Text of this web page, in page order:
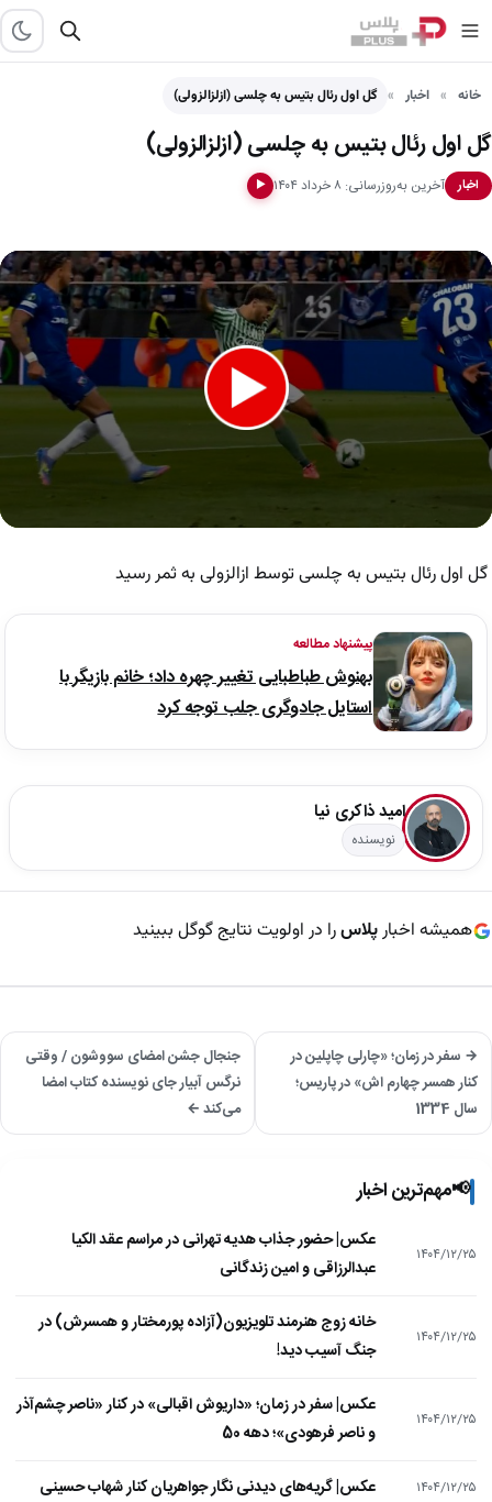
خانه اخبار گل اول رئال بتیس به چلسی (ازلزالزولی)
گل اول رئال بتیس به چلسی (ازلزالزولی)
اخبار آخرین به‌روزرسانی: ۸ خرداد ۱۴۰۴ ▶
گل اول رئال بتیس به چلسی توسط ازالزولی به ثمر رسید
پیشنهاد مطالعه
بهنوش طباطبایی تغییر چهره داد؛ خانم بازیگر با
استایل جادوگری جلب توجه کرد
امید ذاکری نیا
نویسنده
همیشه اخبارپلاسرا در اولویت نتایج گوگل ببینید
→ سفر در زمان؛ «چارلی چاپلین در
کنار همسر چهارم اش» در پاریس؛
سال 1334
جنجال جشن امضای سووشون / وقتی
نرگس آبیار جای نویسنده کتاب امضا
می‌کند ←
📢مهم‌ترین اخبار
۱۴۰۴/۱۲/۲۵
عکس| حضور جذاب هدیه تهرانی در مراسم عقد الکیا
عبدالرزاقی و امین زندگانی
۱۴۰۴/۱۲/۲۵
خانه زوج هنرمند تلویزیون(آزاده پورمختار و همسرش) در
جنگ آسیب دید!
۱۴۰۴/۱۲/۲۵
عکس| سفر در زمان؛ «داریوش اقبالی» در کنار «ناصر چشم‌آذر
و ناصر فرهودی»؛ دهه 50
۱۴۰۴/۱۲/۲۵ عکس| گریه‌های دیدنی نگار جواهریان کنار شهاب حسینی